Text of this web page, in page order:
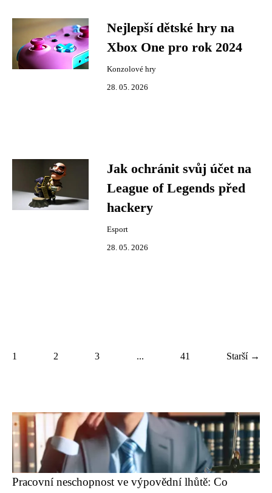
Nejlepší dětské hry na
Xbox One pro rok 2024
Konzolové hry
28. 05. 2026
Jak ochránit svůj účet na
League of Legends před
hackery
Esport
28. 05. 2026
1 2 3 ... 41 Starší →
Pracovní neschopnost ve výpovědní lhůtě: Co